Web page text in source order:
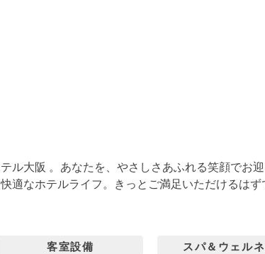
ル大阪 。あなたを、やさしさあふれる笑顔でお
適なホテルライフ。きっとご満足いただけるはず
客室設備 スパ＆ウェル